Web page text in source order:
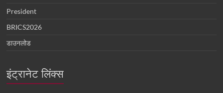
President
BRICS2026
डाउनलोड
इंट्रानेट लिंक्स